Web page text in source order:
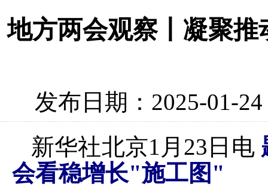
地方两会观察丨凝聚
发布日期：2025-01-24
新华社北京1月23日电
会看稳增长"施工图"